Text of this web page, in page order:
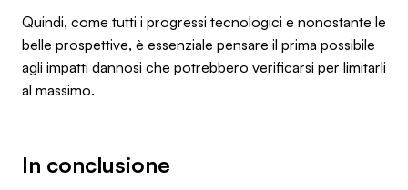
Quindi, come tutti i progressi tecnologici e nonostante le
belle prospettive, è essenziale pensare il prima possibile
agli impatti dannosi che potrebbero verificarsi per limitarli
al massimo.
In conclusione